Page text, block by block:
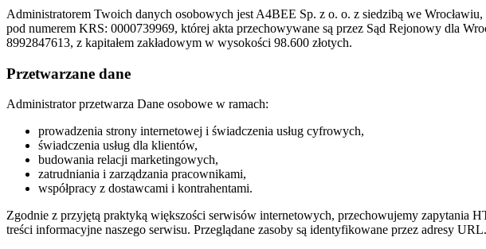
Administratorem Twoich danych osobowych jest A4BEE Sp. z o. o. z siedzibą we
pod numerem KRS: 0000739969, której akta przechowywane są przez Sąd Rejonowy dla
8992847613, z kapitałem zakładowym w wysokości 98.600 złotych.
Przetwarzane dane
Administrator przetwarza Dane osobowe w ramach:
prowadzenia strony internetowej i świadczenia usług cyfrowych,
świadczenia usług dla klientów,
budowania relacji marketingowych,
zatrudniania i zarządzania pracownikami,
współpracy z dostawcami i kontrahentami.
Zgodnie z przyjętą praktyką większości serwisów internetowych, przechowujemy zapytania
treści informacyjne naszego serwisu. Przeglądane zasoby są identyfikowane przez adresy URL.